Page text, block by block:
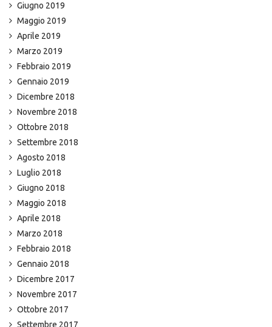
Giugno 2019
Maggio 2019
Aprile 2019
Marzo 2019
Febbraio 2019
Gennaio 2019
Dicembre 2018
Novembre 2018
Ottobre 2018
Settembre 2018
Agosto 2018
Luglio 2018
Giugno 2018
Maggio 2018
Aprile 2018
Marzo 2018
Febbraio 2018
Gennaio 2018
Dicembre 2017
Novembre 2017
Ottobre 2017
Settembre 2017